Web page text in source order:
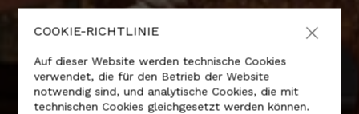
COOKIE-RICHTLINIE
Auf dieser Website werden technische Cookies
verwendet, die für den Betrieb der Website
notwendig sind, und analytische Cookies, die mit
technischen Cookies gleichgesetzt werden können.